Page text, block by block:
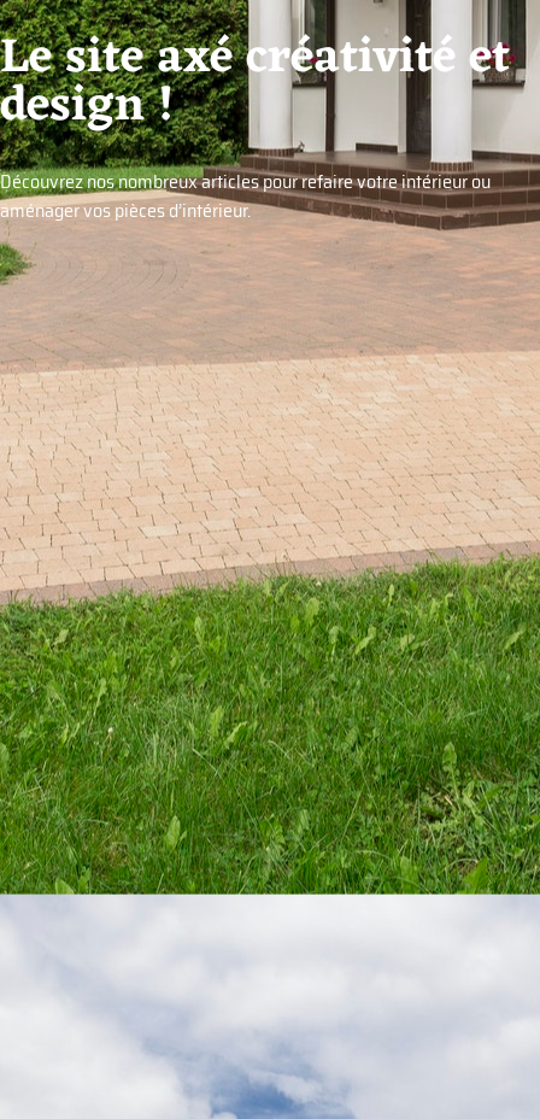
Le site axé créativité et
design !
Découvrez nos nombreux articles pour refaire votre intérieur ou
aménager vos pièces d’intérieur.